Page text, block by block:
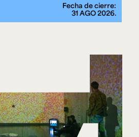
Fecha de cierre:
31 AGO 2026.